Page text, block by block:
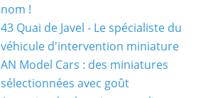
nom !
43 Quai de Javel - Le spécialiste du
véhicule d'intervention miniature
AN Model Cars : des miniatures
sélectionnées avec goût